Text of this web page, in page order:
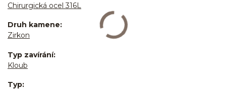
Chirurgická ocel 316L
Druh kamene
Zirkon
Typ zavírání
Kloub
Typ